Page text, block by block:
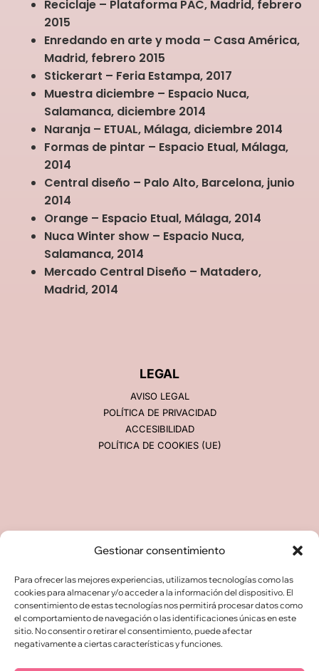
Gestionar consentimiento
Para ofrecer las mejores experiencias, utilizamos tecnologías como las
cookies para almacenar y/o acceder a la información del dispositivo. El
consentimiento de estas tecnologías nos permitirá procesar datos como
el comportamiento de navegación o las identificaciones únicas en este
sitio. No consentir o retirar el consentimiento, puede afectar
negativamente a ciertas características y funciones.
Reciclaje – Plataforma PAC, Madrid, febrero
2015
Enredando en arte y moda – Casa América,
Madrid, febrero 2015
Stickerart – Feria Estampa, 2017
Muestra diciembre – Espacio Nuca,
Salamanca, diciembre 2014
Naranja – ETUAL, Málaga, diciembre 2014
Formas de pintar – Espacio Etual, Málaga,
2014
Central diseño – Palo Alto, Barcelona, junio
2014
Orange – Espacio Etual, Málaga, 2014
Nuca Winter show – Espacio Nuca,
Salamanca, 2014
Mercado Central Diseño – Matadero,
Madrid, 2014
LEGAL
AVISO LEGAL
POLÍTICA DE PRIVACIDAD
ACCESIBILIDAD
POLÍTICA DE COOKIES (UE)
reservados.
Las obras, imágenes y contenidos de esta
web están protegidos por derechos de autor.
Queda prohibida su reproducción,
distribución o uso sin autorización expresa de